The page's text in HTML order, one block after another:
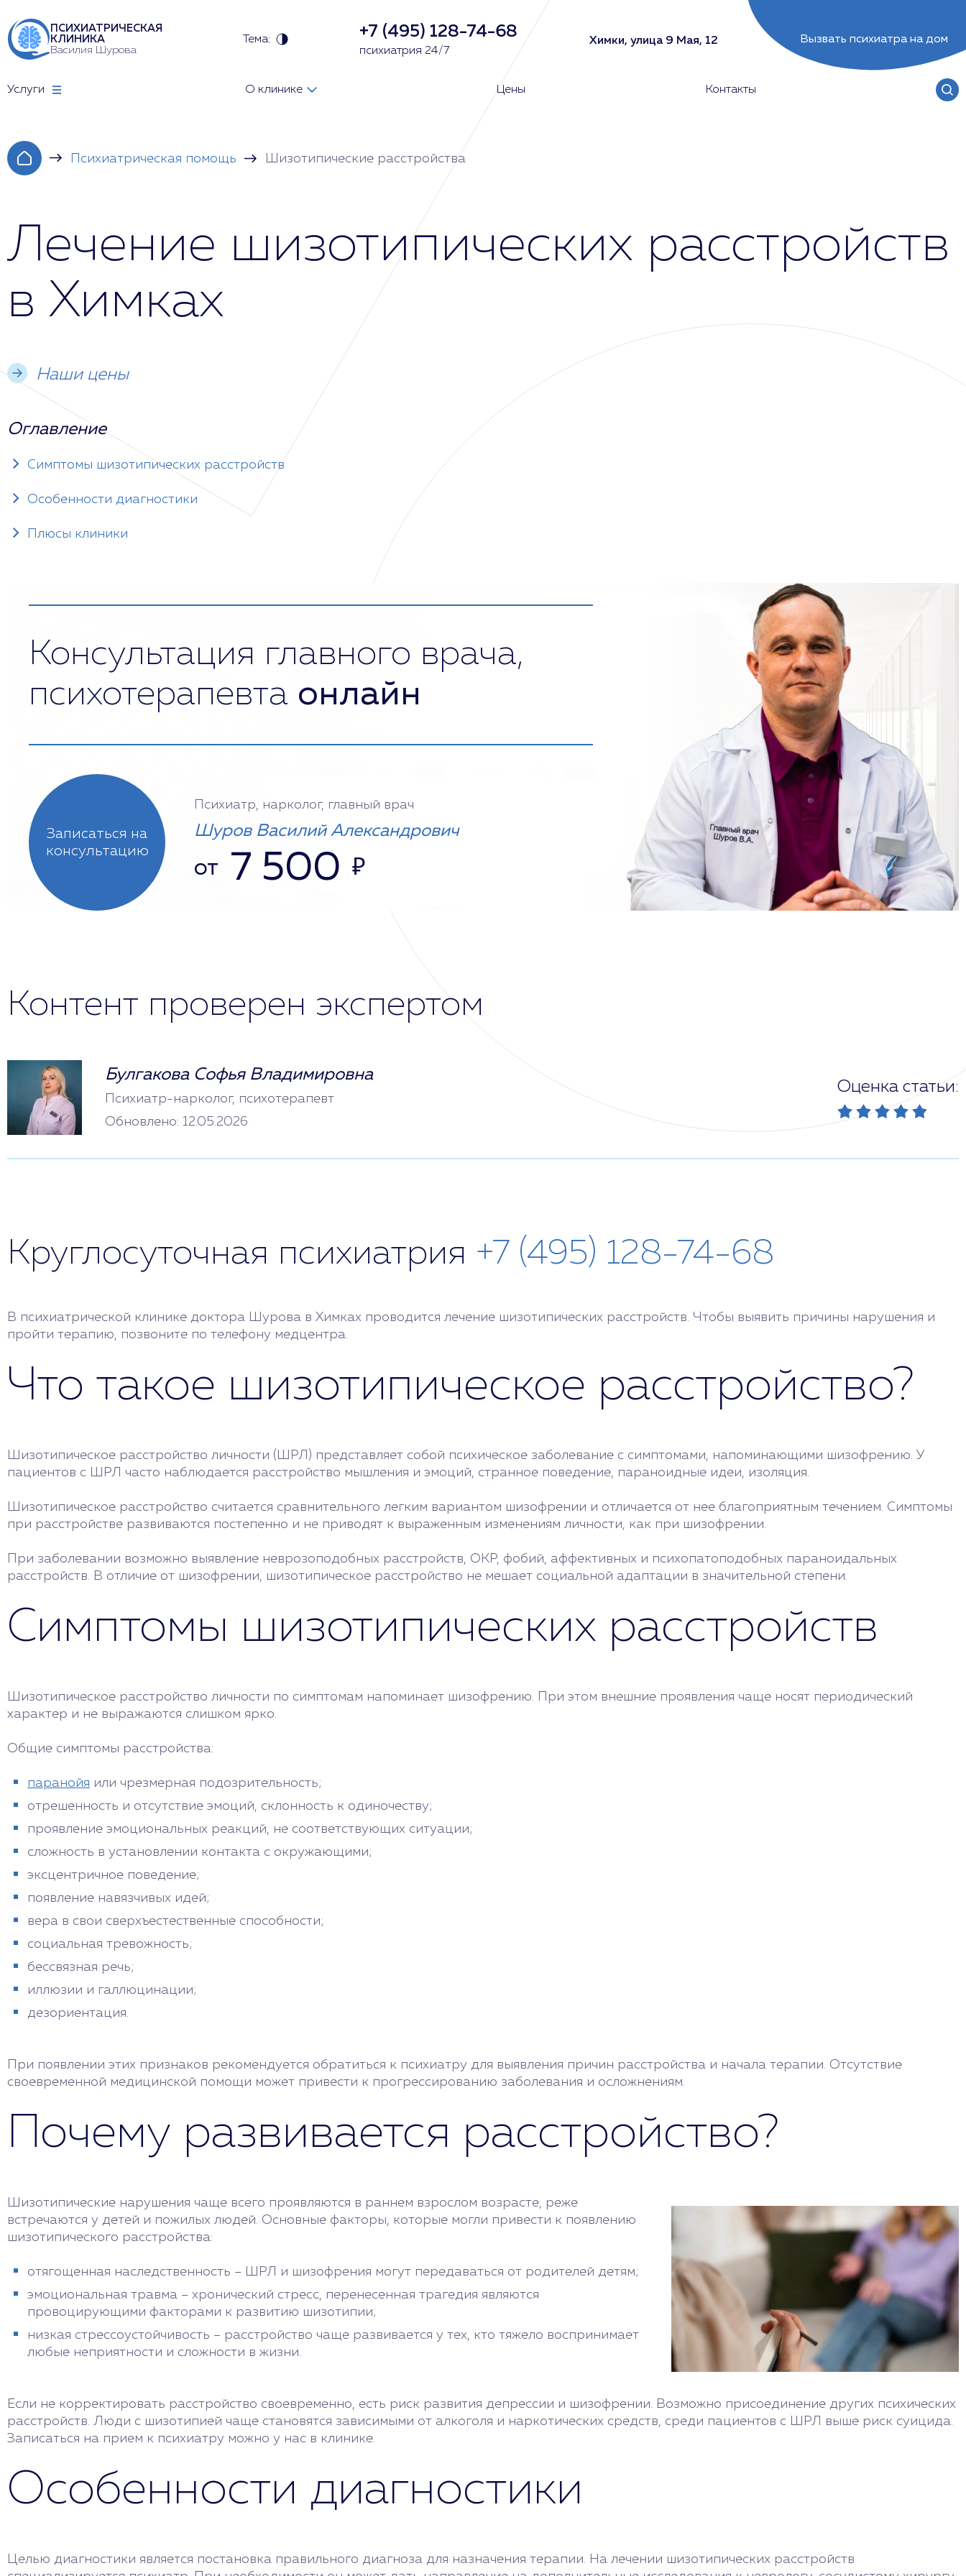
ПСИХИАТРИЧЕСКАЯ
КЛИНИКА
Василия Шурова
Тема: +7 (495) 128-74-68
психиатрия 24/7
Химки, улица 9 Мая, 12 Вызвать психиатра на дом
Услуги О клинике Цены Контакты
Психиатрическая помощь Шизотипические расстройства
Лечение шизотипических расстройств
в Химках
Наши цены
Оглавление
Симптомы шизотипических расстройств
Особенности диагностики
Плюсы клиники
Консультация главного врача,
психотерапевта онлайн
Записаться на
консультацию
Психиатр, нарколог, главный врач
Шуров Василий Александрович
от 7 500 ₽
Контент проверен экспертом
Булгакова Софья Владимировна
Психиатр-нарколог, психотерапевт
Обновлено: 12.05.2026
Оценка статьи:
Круглосуточная психиатрия +7 (495) 128-74-68
В психиатрической клинике доктора Шурова в Химках проводится лечение шизотипических расстройств. Чтобы выявить причины нарушения и
пройти терапию, позвоните по телефону медцентра.
Что такое шизотипическое расстройство?
Шизотипическое расстройство личности (ШРЛ) представляет собой психическое заболевание с симптомами, напоминающими шизофрению. У
пациентов с ШРЛ часто наблюдается расстройство мышления и эмоций, странное поведение, параноидные идеи, изоляция.
Шизотипическое расстройство считается сравнительного легким вариантом шизофрении и отличается от нее благоприятным течением. Симптомы
при расстройстве развиваются постепенно и не приводят к выраженным изменениям личности, как при шизофрении.
При заболевании возможно выявление неврозоподобных расстройств, ОКР, фобий, аффективных и психопатоподобных параноидальных
расстройств. В отличие от шизофрении, шизотипическое расстройство не мешает социальной адаптации в значительной степени.
Симптомы шизотипических расстройств
Шизотипическое расстройство личности по симптомам напоминает шизофрению. При этом внешние проявления чаще носят периодический
характер и не выражаются слишком ярко.
Общие симптомы расстройства:
паранойя или чрезмерная подозрительность;
отрешенность и отсутствие эмоций, склонность к одиночеству;
проявление эмоциональных реакций, не соответствующих ситуации;
сложность в установлении контакта с окружающими;
эксцентричное поведение;
появление навязчивых идей;
вера в свои сверхъестественные способности;
социальная тревожность;
бессвязная речь;
иллюзии и галлюцинации;
дезориентация.
При появлении этих признаков рекомендуется обратиться к психиатру для выявления причин расстройства и начала терапии. Отсутствие
своевременной медицинской помощи может привести к прогрессированию заболевания и осложнениям.
Почему развивается расстройство?
Шизотипические нарушения чаще всего проявляются в раннем взрослом возрасте, реже
встречаются у детей и пожилых людей. Основные факторы, которые могли привести к появлению
шизотипического расстройства:
отягощенная наследственность – ШРЛ и шизофрения могут передаваться от родителей детям;
эмоциональная травма – хронический стресс, перенесенная трагедия являются
провоцирующими факторами к развитию шизотипии;
низкая стрессоустойчивость – расстройство чаще развивается у тех, кто тяжело воспринимает
любые неприятности и сложности в жизни.
Если не корректировать расстройство своевременно, есть риск развития депрессии и шизофрении. Возможно присоединение других психических
расстройств. Люди с шизотипией чаще становятся зависимыми от алкоголя и наркотических средств, среди пациентов с ШРЛ выше риск суицида.
Записаться на прием к психиатру можно у нас в клинике.
Особенности диагностики
Целью диагностики является постановка правильного диагноза для назначения терапии. На лечении шизотипических расстройств